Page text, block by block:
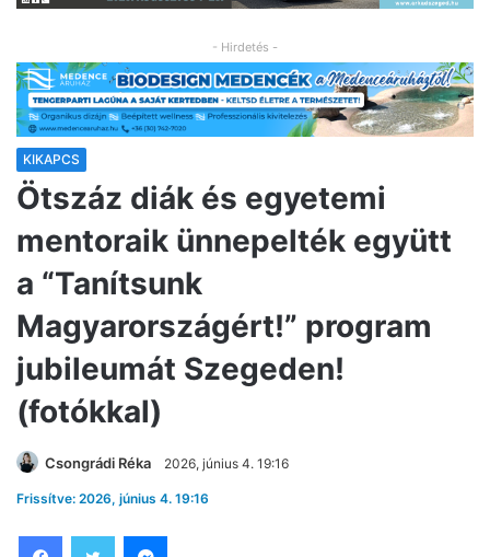
- Hirdetés -
KIKAPCS
Ötszáz diák és egyetemi
mentoraik ünnepelték együtt
a “Tanítsunk
Magyarországért!” program
jubileumát Szegeden!
(fotókkal)
Csongrádi Réka 2026, június 4. 19:16
Frissítve: 2026, június 4. 19:16